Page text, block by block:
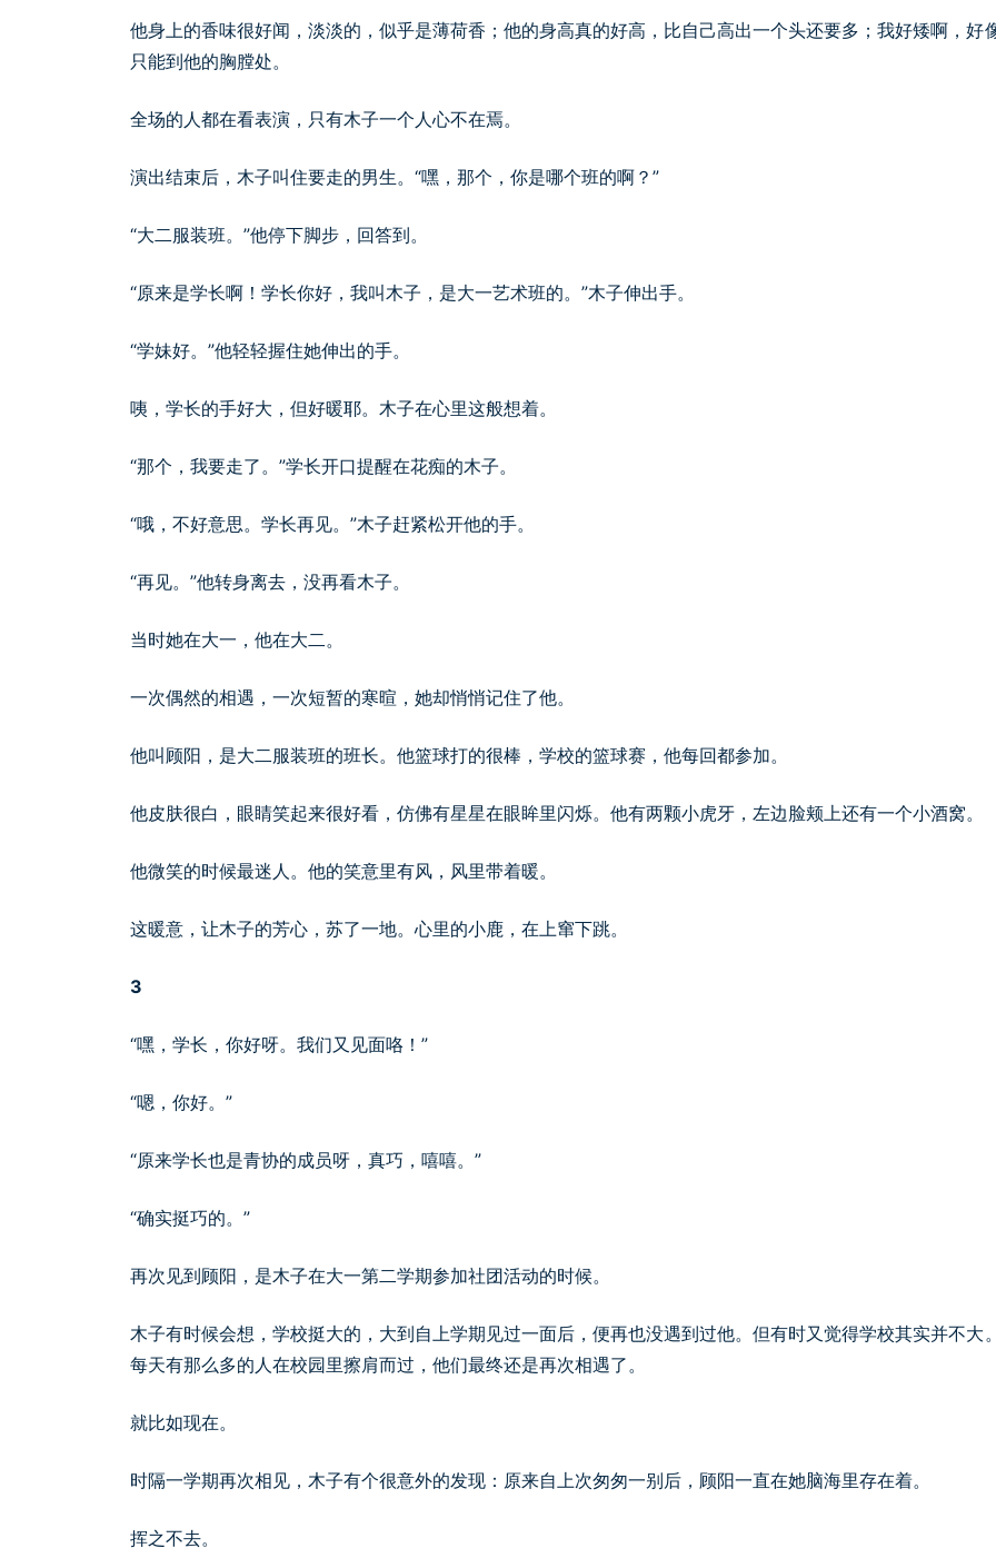
他身上的香味很好闻，淡淡的，似乎是薄荷香；他的身高真的好高，比自己高出一个头还要多；我好矮啊，好
只能到他的胸膛处。
全场的人都在看表演，只有木子一个人心不在焉。
演出结束后，木子叫住要走的男生。“嘿，那个，你是哪个班的啊？”
“大二服装班。”他停下脚步，回答到。
“原来是学长啊！学长你好，我叫木子，是大一艺术班的。”木子伸出手。
“学妹好。”他轻轻握住她伸出的手。
咦，学长的手好大，但好暖耶。木子在心里这般想着。
“那个，我要走了。”学长开口提醒在花痴的木子。
“哦，不好意思。学长再见。”木子赶紧松开他的手。
“再见。”他转身离去，没再看木子。
当时她在大一，他在大二。
一次偶然的相遇，一次短暂的寒暄，她却悄悄记住了他。
他叫顾阳，是大二服装班的班长。他篮球打的很棒，学校的篮球赛，他每回都参加。
他皮肤很白，眼睛笑起来很好看，仿佛有星星在眼眸里闪烁。他有两颗小虎牙，左边脸颊上还有一个小酒窝。
他微笑的时候最迷人。他的笑意里有风，风里带着暖。
这暖意，让木子的芳心，苏了一地。心里的小鹿，在上窜下跳。
3
“嘿，学长，你好呀。我们又见面咯！”
“嗯，你好。”
“原来学长也是青协的成员呀，真巧，嘻嘻。”
“确实挺巧的。”
再次见到顾阳，是木子在大一第二学期参加社团活动的时候。
木子有时候会想，学校挺大的，大到自上学期见过一面后，便再也没遇到过他。但有时又觉得学校其实并不大
每天有那么多的人在校园里擦肩而过，他们最终还是再次相遇了。
就比如现在。
时隔一学期再次相见，木子有个很意外的发现：原来自上次匆匆一别后，顾阳一直在她脑海里存在着。
挥之不去。